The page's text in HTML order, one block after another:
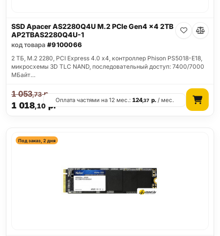
SSD Apacer AS2280Q4U M.2 PCIe Gen4 x4 2TB
AP2TBAS2280Q4U-1
код товара #9100066
2 ТБ, M.2 2280, PCI Express 4.0 x4, контроллер Phison PS5018-E18,
микросхемы 3D TLC NAND, последовательный доступ: 7400/7000
МБайт…
1 018,10 р.
1 053,73р.
Оплата частями на 12 мес.:124,37 р./ мес.
Под заказ, 2 дня